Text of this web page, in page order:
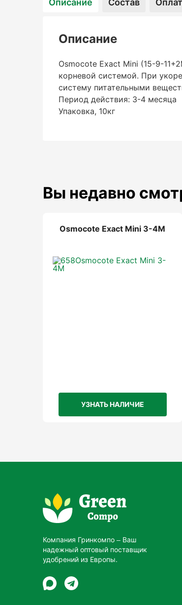
Описание Состав
Описание
Osmocote Exact Mini (15-9-
корневой системой. При
систему питательными
Период действия: 3-4 месяца
Упаковка, 10кг
Вы недавно
Osmocote Exact Mini 3-4M
УЗНАТЬ НАЛИЧИЕ
Компания Гринкомпо – Ваш
надежный оптовый поставщик
удобрений из Европы.